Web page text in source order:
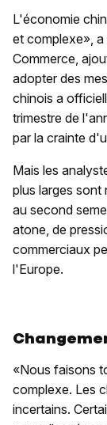
L'économie
et complexe», a
Commerce,
adopter des
chinois a
trimestre de
par la crainte
Mais les
plus larges sont
au second
atone, de
commerciaux
l'Europe.
«Nous faisons
complexe. Les
incertains.